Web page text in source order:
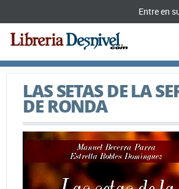
Entre en
LAS SETAS DE LA
DE RONDA